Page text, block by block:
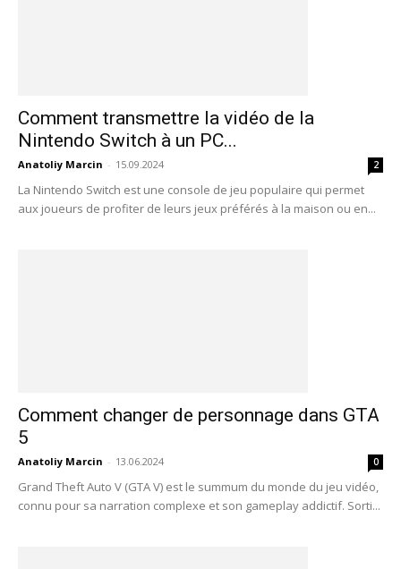
Comment transmettre la vidéo de la
Nintendo Switch à un PC...
Anatoliy Marcin - 15.09.2024 2
La Nintendo Switch est une console de jeu populaire qui permet
aux joueurs de profiter de leurs jeux préférés à la maison ou en...
Comment changer de personnage dans GTA
5
Anatoliy Marcin - 13.06.2024 0
Grand Theft Auto V (GTA V) est le summum du monde du jeu vidéo,
connu pour sa narration complexe et son gameplay addictif. Sorti...